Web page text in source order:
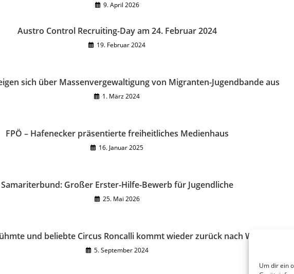
Um dir ein
9. April 2026
Austro Control Recruiting-Day am 24. Februar 2024
19. Februar 2024
sich über Massenvergewaltigung von Migranten-Jugendbande aus
1. März 2024
FPÖ – Hafenecker präsentierte freiheitliches Medienhaus
16. Januar 2025
Samariterbund: Großer Erster-Hilfe-Bewerb für Jugendliche
25. Mai 2026
und beliebte Circus Roncalli kommt wieder zurück nach Wien
5. September 2024